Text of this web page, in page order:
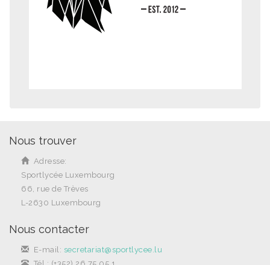
Nous trouver
Adresse:
Sportlycée Luxembourg
66, rue de Trèves
L-2630 Luxembourg
Nous contacter
E-mail: secretariat@sportlycee.lu